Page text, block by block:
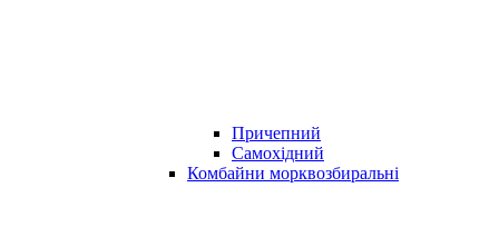
Причепний
Самохідний
Комбайни морквозбиральні